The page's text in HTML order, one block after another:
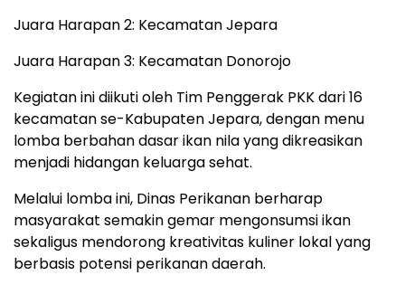
Juara Harapan 2: Kecamatan Jepara
Juara Harapan 3: Kecamatan Donorojo
Kegiatan ini diikuti oleh Tim Penggerak PKK dari 16
kecamatan se-Kabupaten Jepara, dengan menu
lomba berbahan dasar ikan nila yang dikreasikan
menjadi hidangan keluarga sehat.
Melalui lomba ini, Dinas Perikanan berharap
masyarakat semakin gemar mengonsumsi ikan
sekaligus mendorong kreativitas kuliner lokal yang
berbasis potensi perikanan daerah.